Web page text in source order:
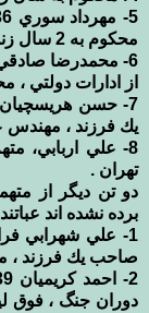
محکوم به 2 سال زندان در تهران .
از ادارات دولتي ، محکوم به 2 سال
يك فرزند ، مهندس عمران ،
تهران .
دو تن دیگر از
برده نشده اند
صاحب يك فرزند ، محکوم به 4 سال
دوران جنگ ، فوق